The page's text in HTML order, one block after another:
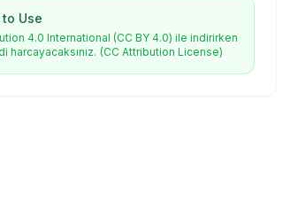
to Use
4.0 International (CC BY 4.0) ile indirirken
harcayacaksınız. (CC Attribution License)